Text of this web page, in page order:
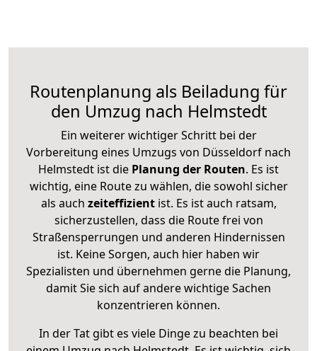
Routenplanung als Beiladung für
den Umzug nach Helmstedt
Ein weiterer wichtiger Schritt bei der
Vorbereitung eines Umzugs von Düsseldorf nach
Helmstedt ist die Planung der Routen. Es ist
wichtig, eine Route zu wählen, die sowohl sicher
als auch zeiteffizientist. Es ist auch ratsam,
sicherzustellen, dass die Route frei von
Straßensperrungen und anderen Hindernissen
ist. Keine Sorgen, auch hier haben wir
Spezialisten und übernehmen gerne die Planung,
damit Sie sich auf andere wichtige Sachen
konzentrieren können.
In der Tat gibt es viele Dinge zu beachten bei